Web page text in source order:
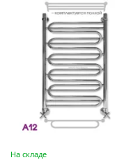
На складе